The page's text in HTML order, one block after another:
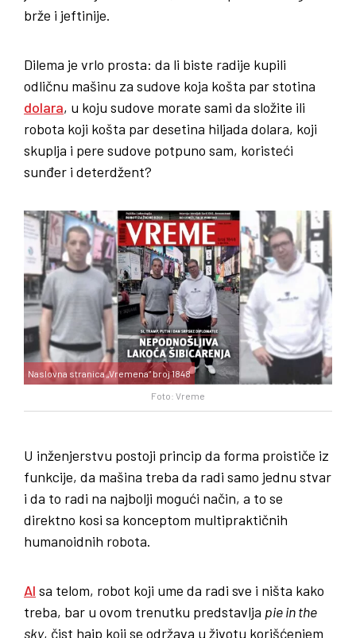
brže i jeftinije.
Dilema je vrlo prosta: da li biste radije kupili
odličnu mašinu za sudove koja košta par stotina
dolara, u koju sudove morate sami da složite ili
robota koji košta par desetina hiljada dolara, koji
skuplja i pere sudove potpuno sam, koristeći
sunđer i deterdžent?
Foto: Vreme
Naslovna stranica „Vremena“ broj 1848
U inženjerstvu postoji princip da forma proističe iz
funkcije, da mašina treba da radi samo jednu stvar
i da to radi na najbolji mogući način, a to se
direktno kosi sa konceptom multipraktičnih
humanoidnih robota.
AI sa telom, robot koji ume da radi sve i ništa kako
treba, bar u ovom trenutku predstavlja pie in the
sky, čist hajp koji se održava u životu korišćenjem